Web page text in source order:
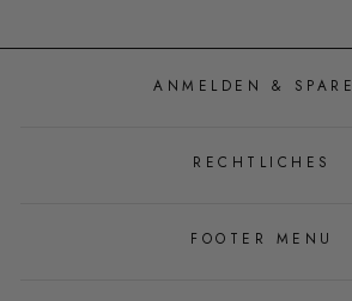
ANMELDEN &
RECHTLICHES
FOOTER MENU